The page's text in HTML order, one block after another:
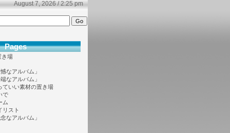
August 7, 2026 / 2:25 pm
Pages
き場
なアルバム」
なアルバム」
ていい素材の置き場
で
ム
リスト
なアルバム」